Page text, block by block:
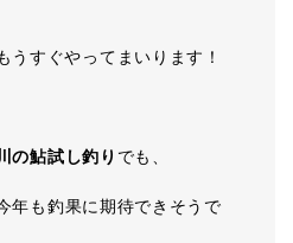
うすぐやってまいります！
の鮎試し釣り でも、
年も釣果に期待できそうで